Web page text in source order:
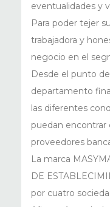
eventualidades y
Para poder tejer
trabajadora y
negocio en el
Desde el punto
departamento
las diferentes
puedan encontrar
proveedores
La marca
DE
por cuatro